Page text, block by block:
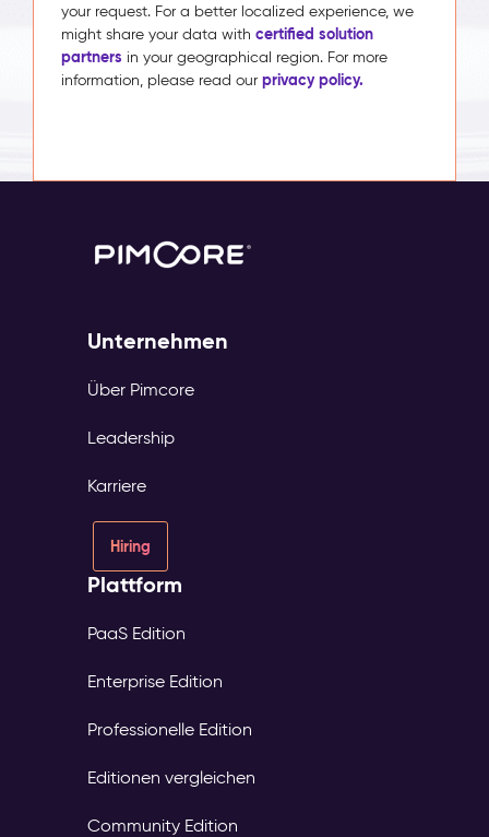
your request. For a better localized experience, we
might share your data with certified solution
partners in your geographical region. For more
information, please read our privacy policy.
Unternehmen
Über Pimcore
Leadership
Karriere
Hiring
Plattform
PaaS Edition
Enterprise Edition
Professionelle Edition
Editionen vergleichen
Community Edition